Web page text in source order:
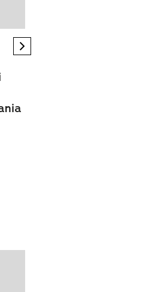
next element